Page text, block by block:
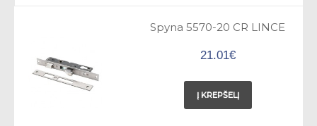
Spyna 5570-20 CR LINCE
21.01€
Į KREPŠELĮ